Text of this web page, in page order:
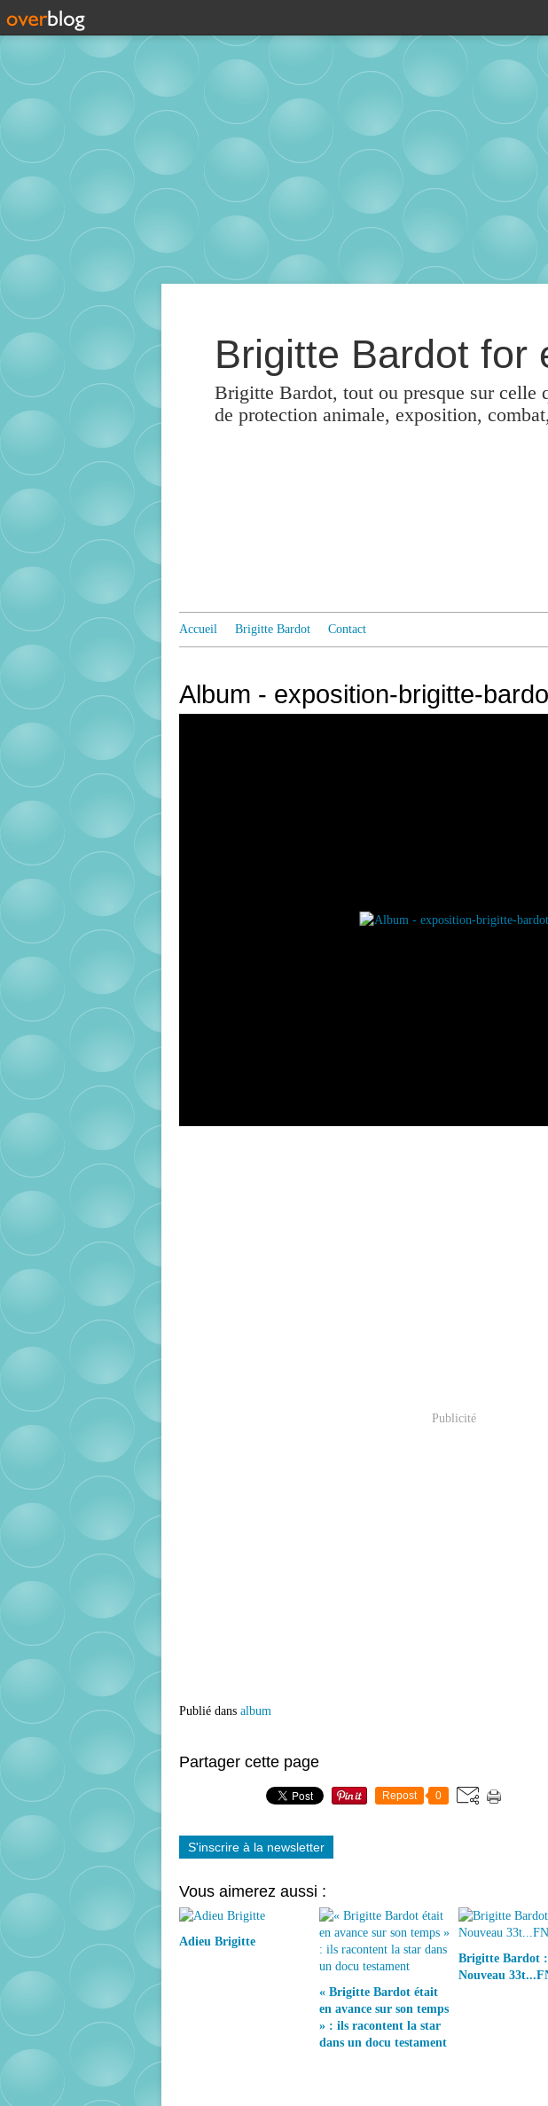
Brigitte Bardot for
Brigitte Bardot, tout ou presque sur celle
de protection animale, exposition,
Accueil Brigitte Bardot Contact
Album - exposition-brigitte-
Publicité
Publié dans album
Partager cette page
Repost 0
S'inscrire à la newsletter
Vous aimerez aussi :
Adieu Brigitte
« Brigitte Bardot était
en avance sur son temps
» : ils racontent la star
dans un docu testament
Brigitte Bardot :
Nouveau